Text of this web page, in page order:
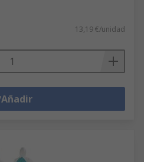
13,19 €/unidad
Añadir